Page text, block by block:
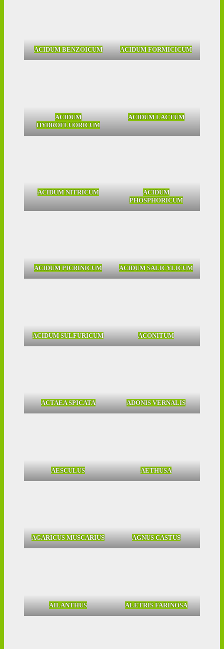
ACIDUM BENZOICUM ACIDUM FORMICICUM
ACIDUM
HYDROFLUORICUM
ACIDUM LACTUM
ACIDUM NITRICUM
ACIDUM
PHOSPHORICUM
ACIDUM PICRINICUM ACIDUM SALICYLICUM
ACIDUM SULFURICUM ACONITUM
ACTAEA SPICATA ADONIS VERNALIS
AESCULUS AETHUSA
AGARICUS MUSCARIUS AGNUS CASTUS
AILANTHUS ALETRIS FARINOSA